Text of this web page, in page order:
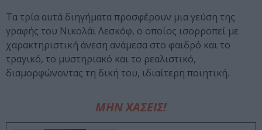
Τα τρία αυτά διηγήματα προσφέρουν μια γεύση της
γραφής του Νικολάι Λεσκόφ, ο οποίος ισορροπεί με
χαρακτηριστική άνεση ανάμεσα στο φαιδρό και το
τραγικό, το μυστηριακό και το ρεαλιστικό,
διαμορφώνοντας τη δική του, ιδιαίτερη ποιητική.
ΜΗΝ ΧΑΣΕΙΣ!